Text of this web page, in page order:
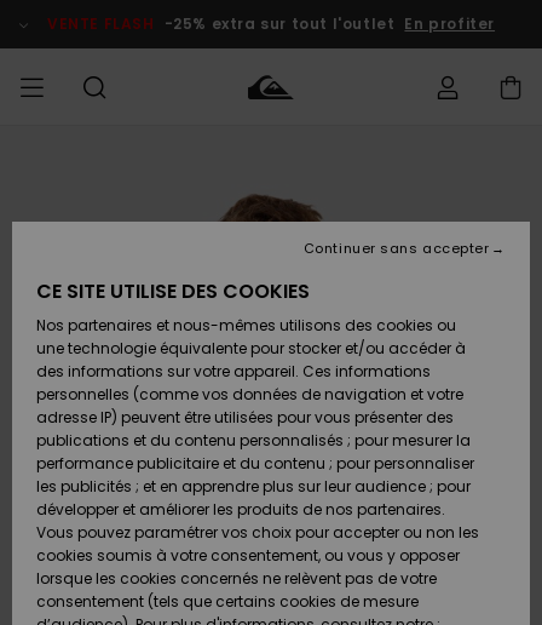
l'information
le
VENTE FLASH -25% extra sur tout l'outlet En profiter
Accessoires
Chaussures
& Tongs
Surf
Snow
Nouveautés
Accessoires
Chaussures
& Tongs
Surf
Snow
Nouveautés
FEMME
Nouveautés
A
Découvrir
Snow
SURF
Homme
Enfant
Highlights
Communauté
SNOW
Homme
Snow
Shop
Enfant
Snow
Shop
Femme
A
Découvrir
VENTE
FLASH
Homme
Enfant
Outlet
Femme
Préférences
Langue Et
Nederlands
commande
Retours
Paiement
Carte
Cadeau
Quiksilver
Freedom
CE SITE UTILISE DES COOKIES
Nos partenaires et nous-mêmes utilisons des cookies ou
une technologie équivalente pour stocker et/ou accéder à
des informations sur votre appareil. Ces informations
personnelles (comme vos données de navigation et votre
adresse IP) peuvent être utilisées pour vous présenter des
publications et du contenu personnalisés ; pour mesurer la
performance publicitaire et du contenu ; pour personnaliser
les publicités ; et en apprendre plus sur leur audience ; pour
développer et améliorer les produits de nos partenaires.
Vous pouvez paramétrer vos choix pour accepter ou non les
cookies soumis à votre consentement, ou vous y opposer
lorsque les cookies concernés ne relèvent pas de votre
consentement (tels que certains cookies de mesure
Continuer sans accepter